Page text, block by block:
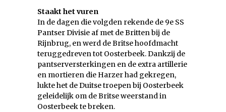
Staakt het vuren
In de dagen die volgden rekende de 9e SS
Pantser Divisie af met de Britten bij de
Rijnbrug, en werd de Britse hoofdmacht
teruggedreven tot Oosterbeek. Dankzij de
pantserversterkingen en de extra artillerie
en mortieren die Harzer had gekregen,
lukte het de Duitse troepen bij Oosterbeek
geleidelijk om de Britse weerstand in
Oosterbeek te breken.